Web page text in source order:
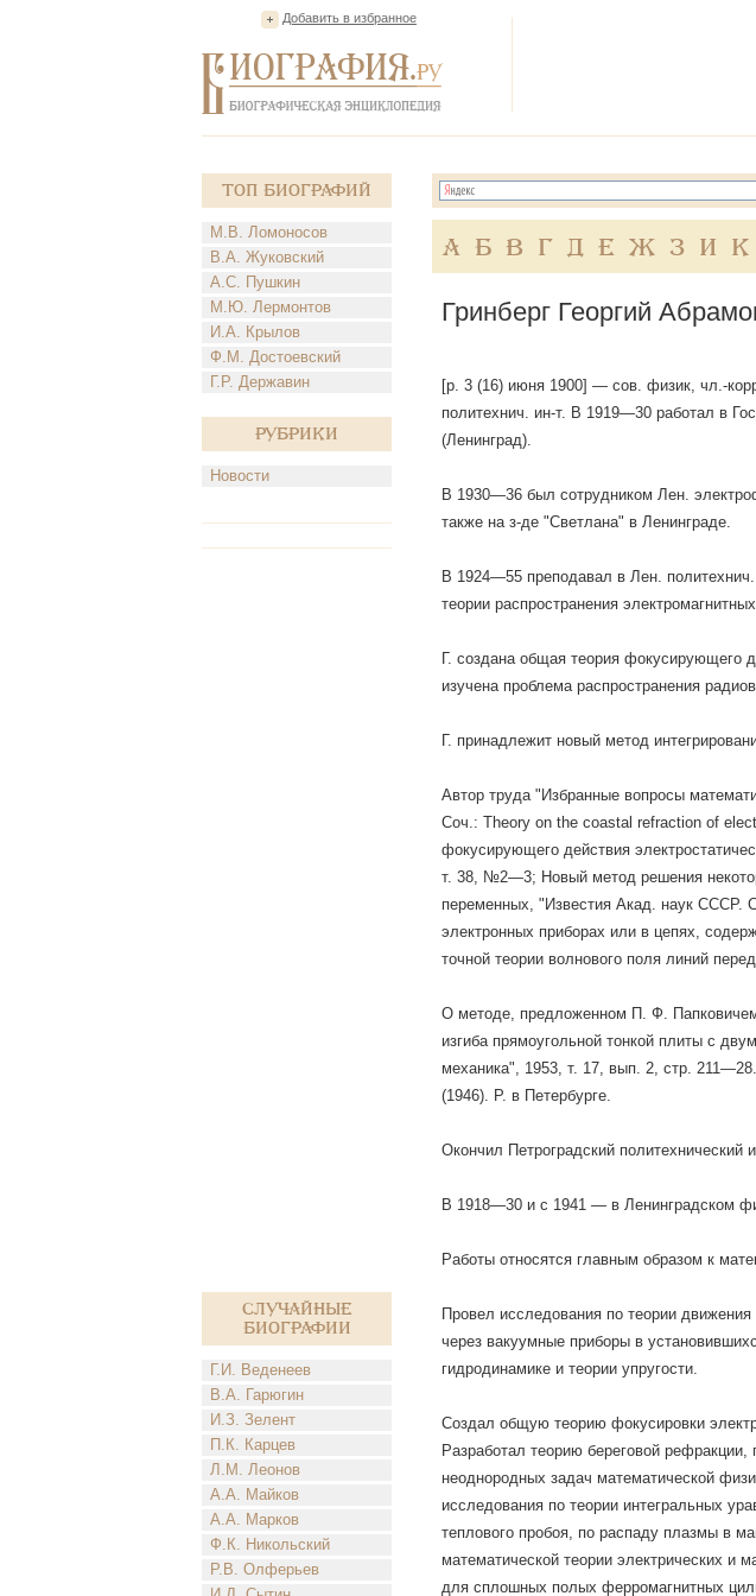
Добавить в избранное
Топ Биографий
М.В. Ломоносов
В.А. Жуковский
А.С. Пушкин
М.Ю. Лермонтов
И.А. Крылов
Ф.М. Достоевский
Г.Р. Державин
Рубрики
Новости
Случайные
биографии
Г.И. Веденеев
В.А. Гарюгин
И.З. Зелент
П.К. Карцев
Л.М. Леонов
А.А. Майков
А.А. Марков
Ф.К. Никольский
Р.В. Олферьев
А Б В Г Д Е Ж З И К
Гринберг Георгий
[р. 3 (16) июня 1900] — сов. физик, чл.-
политехнич. ин-т. В 1919—30 работал в
(Ленинград).
В 1930—36 был сотрудником Лен.
также на з-де "Светлана" в Ленинграде.
В 1924—55 преподавал в Лен.
теории распространения
Г. создана общая теория фокусирующего
изучена проблема распространения
Г. принадлежит новый метод
Автор труда "Избранные вопросы
Соч.: Theory on the coastal refraction of
фокусирующего действия
т. 38, №2—3; Новый метод решения
переменных, "Известия Акад. наук СССР.
электронных приборах или в цепях,
точной теории волнового поля линий
О методе, предложенном П. Ф. Папковичем
изгиба прямоугольной тонкой плиты с
механика", 1953, т. 17, вып. 2, стр.
(1946). Р. в Петербурге.
Окончил Петроградский
В 1918—30 и с 1941 — в Ленинградском
Работы относятся главным образом к
Провел исследования по теории
через вакуумные приборы в
гидродинамике и теории упругости.
Создал общую теорию фокусировки
Разработал теорию береговой
неоднородных задач математической
исследования по теории интегральных
теплового пробоя, по распаду плазмы в
математической теории электрических
для сплошных полых ферромагнитных